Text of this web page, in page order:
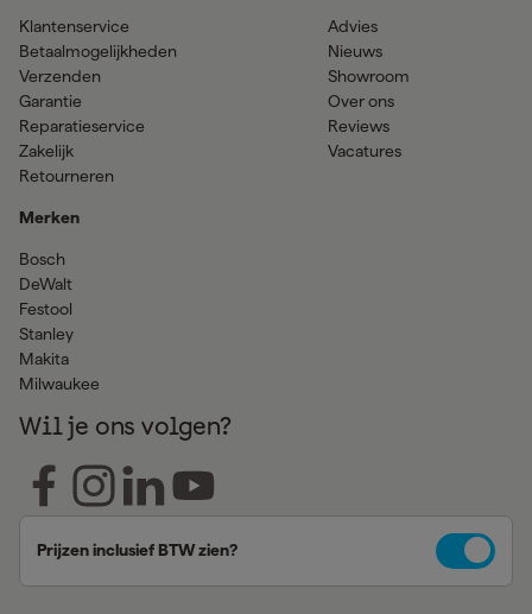
Klantenservice
Betaalmogelijkheden
Verzenden
Garantie
Reparatieservice
Zakelijk
Retourneren
Merken
Bosch
DeWalt
Festool
Stanley
Makita
Milwaukee
Advies
Nieuws
Showroom
Over ons
Reviews
Vacatures
Wil je ons volgen?
Prijzen inclusief BTW zien?